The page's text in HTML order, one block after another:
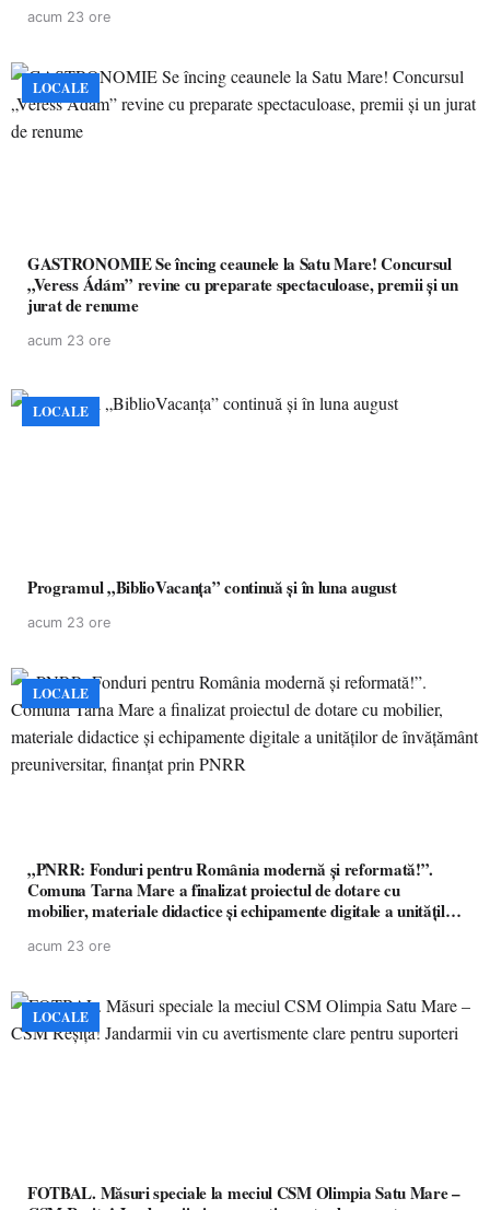
acum 23 ore
LOCALE
GASTRONOMIE Se încing ceaunele la Satu Mare! Concursul
„Veress Ádám” revine cu preparate spectaculoase, premii și un
jurat de renume
acum 23 ore
LOCALE
Programul „BiblioVacanța” continuă și în luna august
acum 23 ore
LOCALE
„PNRR: Fonduri pentru România modernă și reformată!”.
Comuna Tarna Mare a finalizat proiectul de dotare cu
mobilier, materiale didactice și echipamente digitale a unităților
acum 23 ore
LOCALE
FOTBAL. Măsuri speciale la meciul CSM Olimpia Satu Mare –